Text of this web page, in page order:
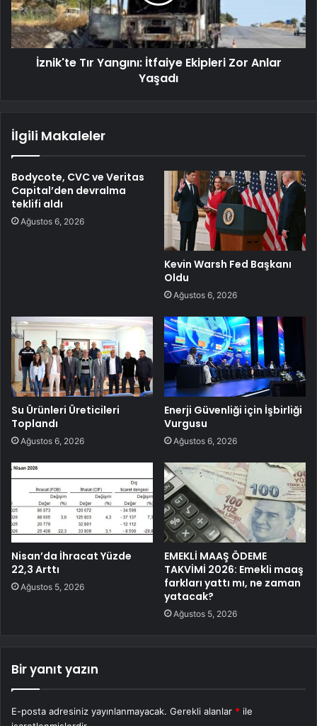
İznik'te Tır Yangını: İtfaiye Ekipleri Zor Anlar
Yaşadı
İlgili Makaleler
Bodycote, CVC ve Veritas
Capital’den devralma
teklifi aldı
Ağustos 6, 2026
Kevin Warsh Fed Başkanı
Oldu
Ağustos 6, 2026
Su Ürünleri Üreticileri
Toplandı
Ağustos 6, 2026
Enerji Güvenliği için İşbirliği
Vurgusu
Ağustos 6, 2026
Nisan’da İhracat Yüzde
22,3 Arttı
Ağustos 5, 2026
EMEKLİ MAAŞ ÖDEME
TAKVİMİ 2026: Emekli maaş
farkları yattı mı, ne zaman
yatacak?
Ağustos 5, 2026
Bir yanıt yazın
E-posta adresiniz yayınlanmayacak. Gerekli alanlar * ile